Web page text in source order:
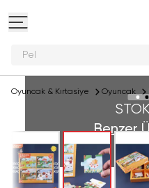
Peluş o
Oyuncak & Kırtasiye Oyuncak
Benzer